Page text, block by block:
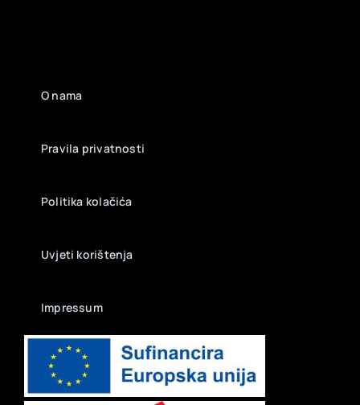
O nama
Pravila privatnosti
Politika kolačića
Uvjeti korištenja
Impressum